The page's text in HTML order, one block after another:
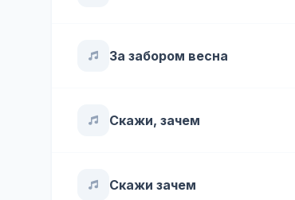
За забором весна
Скажи, зачем
Скажи зачем